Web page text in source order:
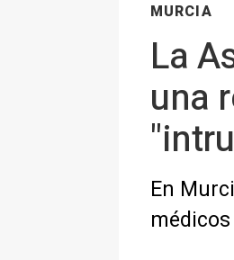
MURCIA
La
una
En